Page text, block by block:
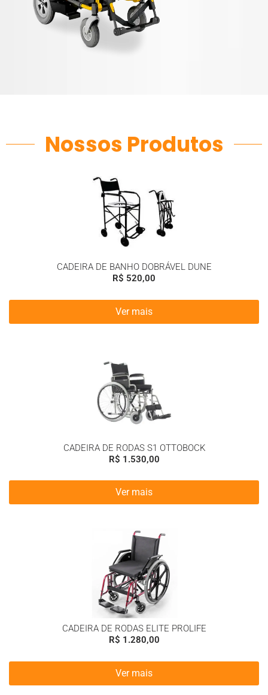
Nossos Produtos
CADEIRA DE BANHO DOBRÁVEL DUNE
R$ 520,00
Ver mais
CADEIRA DE RODAS S1 OTTOBOCK
R$ 1.530,00
Ver mais
CADEIRA DE RODAS ELITE PROLIFE
R$ 1.280,00
Ver mais